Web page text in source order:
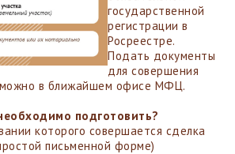
государственной
регистрации в
Росреестре.
Подать документы
для совершения
в ближайшем офисе МФЦ.
подготовить?
которого совершается сделка
письменной форме)